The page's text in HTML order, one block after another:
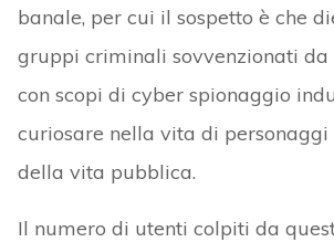
banale, per cui il sospetto è che
gruppi criminali sovvenzionati da
con scopi di cyber spionaggio
curiosare nella vita di personaggi
della vita pubblica.
Il numero di utenti colpiti da